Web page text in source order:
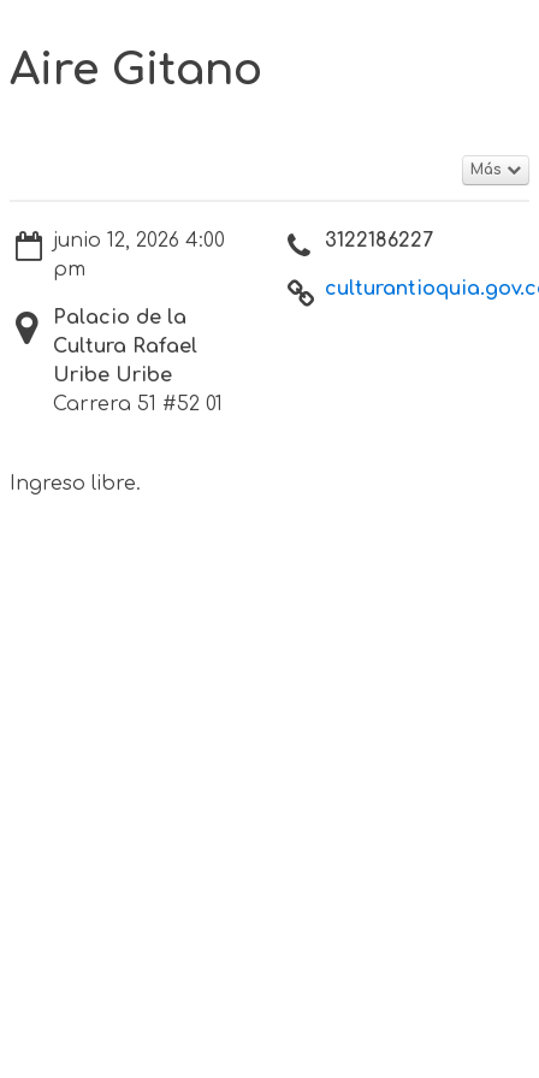
Aire Gitano
Más
junio 12, 2026 4:00
pm
Palacio de la
Cultura Rafael
Uribe Uribe
Carrera 51 #52 01
3122186227
Ingreso libre.